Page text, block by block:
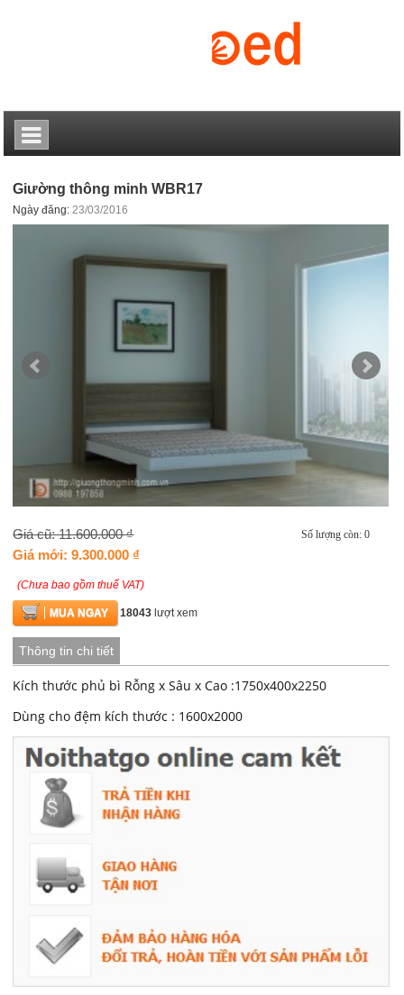
Giường thông minh WBR17
Ngày đăng:23/03/2016
Giá cũ: 11.600.000 ₫
Giá mới: 9.300.000 ₫
(Chưa bao gồm thuế VAT)
Số lượng còn: 0
MUA NGAY 18043 lượt xem
Thông tin chi tiết
Kích thước phủ bì Rỗng x Sâu x Cao :1750x400x2250
Dùng cho đệm kích thước : 1600x2000